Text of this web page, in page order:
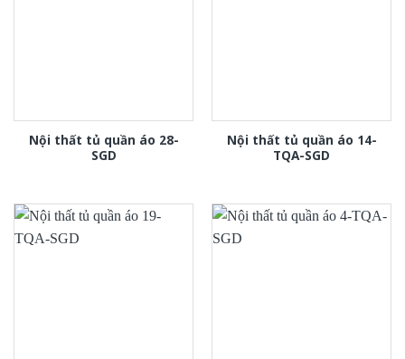
Nội thất tủ quần áo 28-
SGD
Nội thất tủ quần áo 14-
TQA-SGD